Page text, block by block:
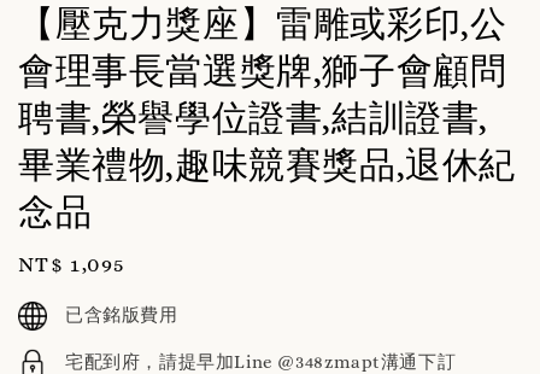
【壓克力獎座】雷雕或彩印,公
會理事長當選獎牌,獅子會顧問
聘書,榮譽學位證書,結訓證書,
畢業禮物,趣味競賽獎品,退休紀
念品
Regular
price
NT$ 1,095
已含銘版費用
宅配到府，請提早加Line @348zmapt溝通下訂